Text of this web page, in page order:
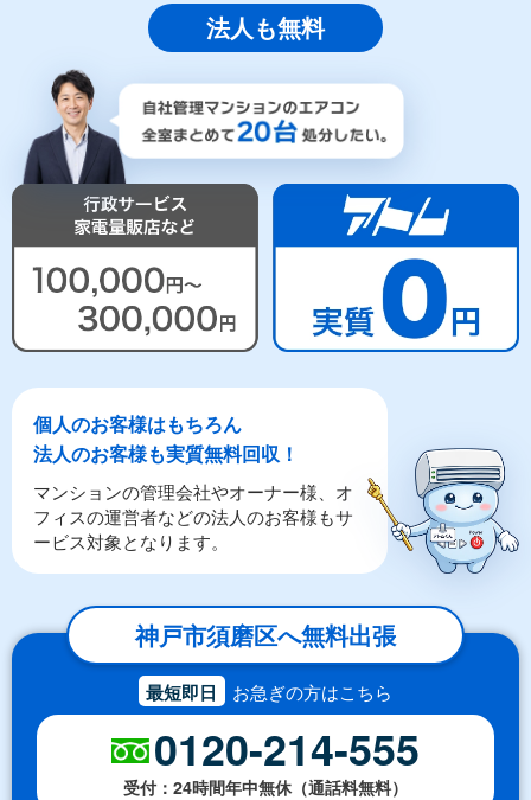
法人も無料
個人のお客様はもちろん
法人のお客様も実質無料回収！
マンションの管理会社やオーナー様、オ
フィスの運営者などの法人のお客様もサ
ービス対象となります。
神戸市須磨区へ無料出張
最短即日 お急ぎの方はこちら
0120-214-555
受付：24時間年中無休（通話料無料）